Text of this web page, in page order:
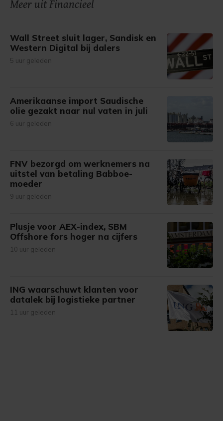
Meer uit Financieel
Wall Street sluit lager, Sandisk en
Western Digital bij dalers
5 uur geleden
Amerikaanse import Saudische
olie gezakt naar nul vaten in juli
6 uur geleden
FNV bezorgd om werknemers na
uitstel van betaling Babboe-
moeder
9 uur geleden
Plusje voor AEX-index, SBM
Offshore fors hoger na cijfers
10 uur geleden
ING waarschuwt klanten voor
datalek bij logistieke partner
11 uur geleden